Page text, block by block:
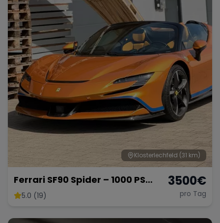
Klosterlechfeld (31 km)
Ferrari SF90 Spider – 1000 PS
Supersportwagen
5.0 (19)
3500€
pro Tag